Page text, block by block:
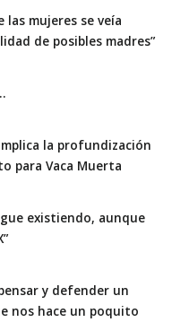
las mujeres se veía
de posibles madres”
la profundización
para Vaca Muerta
existiendo, aunque
y defender un
nos hace un poquito